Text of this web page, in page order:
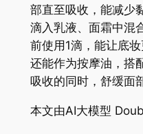
部直至吸收，能减少
滴入乳液、面霜中混
前使用1滴，能让底
还能作为按摩油，搭
吸收的同时，舒缓面
本文由AI大模型